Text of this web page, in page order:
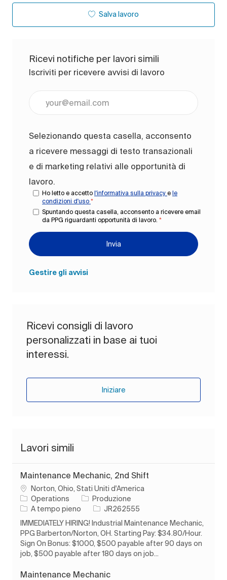
Salva lavoro
Ricevi notifiche per lavori simili
Iscriviti per ricevere avvisi di lavoro
Selezionando questa casella, acconsento
a ricevere messaggi di testo transazionali
e di marketing relativi alle opportunità di
lavoro.
Ho letto e accetto l'informativa sulla privacy e le
condizioni d'uso *
Spuntando questa casella, acconsento a ricevere email
da PPG riguardanti opportunità di lavoro. *
Invia
Gestire gli avvisi
Ricevi consigli di lavoro
personalizzati in base ai tuoi
interessi.
Iniziare
Lavori simili
Maintenance Mechanic, 2nd Shift
Ubicazione
Norton, Ohio, Stati Uniti d'America
Operations
Categoria
Produzione
Tipo di lavoro
A tempo pieno ID processo
JR262555
IMMEDIATELY HIRING! Industrial Maintenance Mechanic,
PPG Barberton/Norton, OH. Starting Pay: $34.80/Hour.
Sign On Bonus: $1000, $500 payable after 90 days on
job, $500 payable after 180 days on job...
Maintenance Mechanic